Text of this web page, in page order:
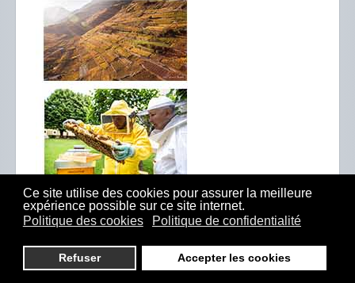
Ce site utilise des cookies pour assurer la meilleure
expérience possible sur ce site internet.
Politique des cookies
Politique de confidentialité
Refuser Accepter les cookies